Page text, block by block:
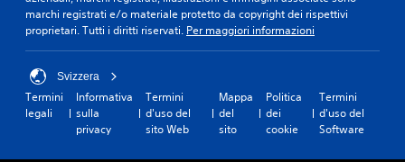
marchi registrati e/o materiale protetto da copyright dei rispettivi
proprietari. Tutti i diritti riservati. Per maggiori informazioni
Svizzera
Termini
legali
Informativa
sulla
privacy
Termini
d'uso del
sito Web
Mappa
del
sito
Politica
dei
cookie
Termini
d'uso del
Software